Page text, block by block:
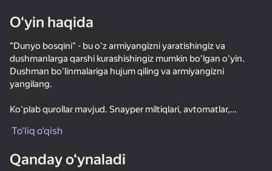
Паркур Онлайн
Скайварс Онлайн
O‘yin haqida
"Dunyo bosqini" - bu o'z armiyangizni yaratishingiz va
dushmanlarga qarshi kurashishingiz mumkin bo'lgan o'yin.
Dushman bo'linmalariga hujum qiling va armiyangizni
yangilang.
Ko'plab qurollar mavjud. Snayper miltiqlari, avtomatlar,
qilishingiz mumkin bo'lgan askarlarga tegishli.
O'yinda uzoqdan zarar etkazadigan snayperlar mavjud.
To‘liq o‘qish
Qanday o‘ynaladi